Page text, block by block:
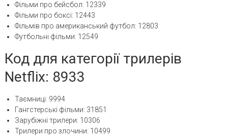
Фільми про бейсбол: 12339
Фільми про боксі: 12443
Фільмів про американський футбол: 12803
Футбольні фільми: 12549
Код для категорії трилерів
Netflix: 8933
Таємниці: 9994
Гангстерські фільми: 31851
Зарубіжні трилери: 10306
Трилери про злочини: 10499